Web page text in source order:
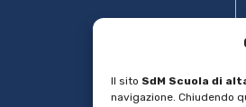
Il sito SdM Scuola di
navigazione. Chiudendo